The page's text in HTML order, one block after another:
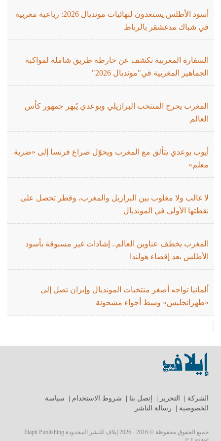
أسود الأطلس يستعدون لنهائيات مونديال 2026: رباعية مغربية
في شباك مدغشقر بالرباط
السفارة المغربية تكشف عن خارطة طريق شاملة لمواكبة
الجماهير المغربية في"مونديال 2026"
المغرب يحرج المنتخب البرازيلي وبوعدي يُبهر جمهور كأس
العالم
أيوب بوعدي يتألق مع المغرب ويحوّل صراع فرنسا إلى «ضربة
معلم»
لا غالب ولا مغلوب بين البرازيل والمغرب، وقطر تحصل على
نقطتها الأولى في المونديال
المغرب يخطف عناوين العالم.. إشادات غير مسبوقة بأسود
الأطلس بعد إقصاء هولندا
ألمانيا تواجه أصغر منتخبات المونديال وإيران تصل إلى
«طهرانجليس» وسط أجواء مشحونة
الشركة التحرير إتصل بنا شروط الاستخدام
سياسة
الخصوصية
رسالة الناشر
جميع الحقوق محفوظة © 2016 - 2026 إيلاف للنشر المحدودة Elaph Publishing